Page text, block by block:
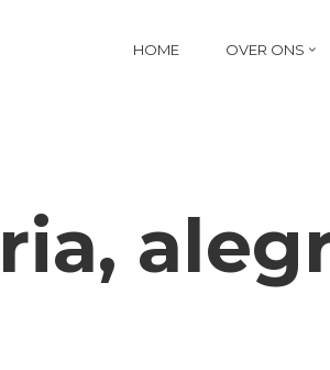
HOME OVER ONS